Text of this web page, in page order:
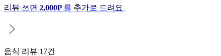
리뷰 쓰면 2,000P 를 추가로 드려요
음식 리뷰 17건